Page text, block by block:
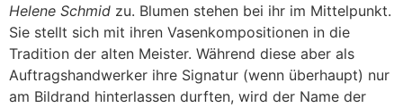
Helene Schmid zu. Blumen stehen bei ihr im Mittelpunkt.
Sie stellt sich mit ihren Vasenkompositionen in die
Tradition der alten Meister. Während diese aber als
Auftragshandwerker ihre Signatur (wenn überhaupt) nur
am Bildrand hinterlassen durften, wird der Name der